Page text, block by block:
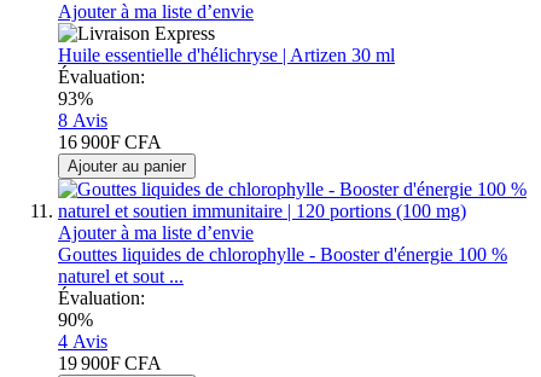
Ajouter à ma liste d’envie
Huile essentielle d'hélichryse | Artizen 30 ml
Évaluation:
93%
8 Avis
16 900F CFA
Ajouter au panier
Ajouter à ma liste d’envie
Gouttes liquides de chlorophylle - Booster d'énergie 100 %
naturel et sout ...
Évaluation:
90%
4 Avis
19 900F CFA